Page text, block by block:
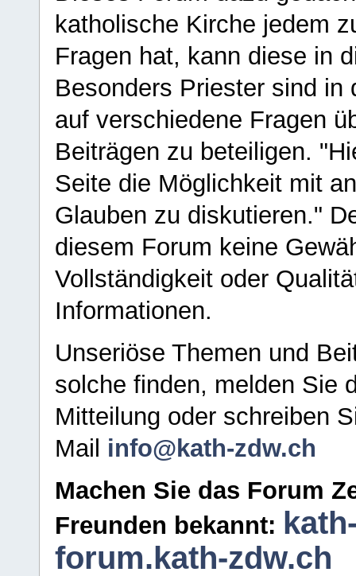
katholische Kirche jedem
Fragen hat, kann diese in
Besonders Priester sind in
auf verschiedene Fragen
Beiträgen zu beteiligen.
Seite die Möglichkeit mit
Glauben zu diskutieren."
diesem Forum keine
Vollständigkeit oder
Informationen.
Unseriöse Themen und
solche finden, melden Sie
Mitteilung oder schreiben
Mail info@kath-zdw.ch
Machen Sie das Forum
Freunden bekannt:
forum.kath-zdw.ch